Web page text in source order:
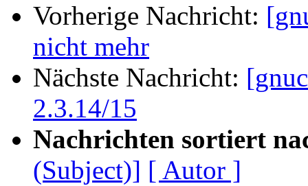
Vorherige Nachricht:
nicht mehr
Nächste Nachricht:
2.3.14/15
Nachrichten sortiert
(Subject)] [ Autor ]